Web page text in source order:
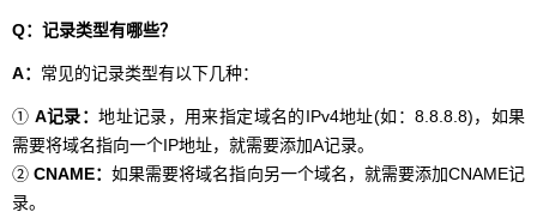
Q：记录类型有哪些？
A： 常见的记录类型有以下几种：
① A记录：地址记录，用来指定域名的IPv4地址(如：8.8.8.8)，如果
需要将域名指向一个IP地址，就需要添加A记录。
②CNAME：如果需要将域名指向另一个域名，就需要添加CNAME记
录。